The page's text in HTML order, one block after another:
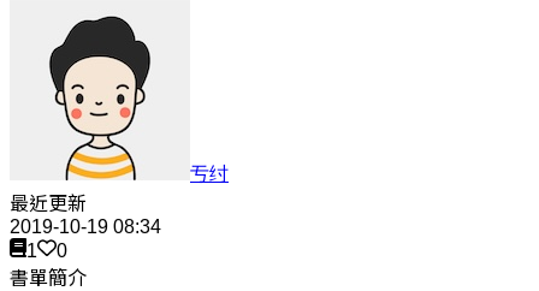
亐纣
最近更新
2019-10-19 08:34
1
0
書單簡介